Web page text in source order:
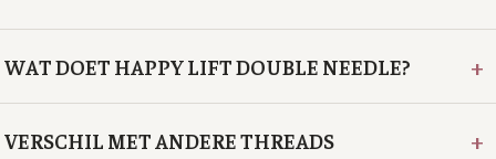
WAT DOET HAPPY LIFT DOUBLE NEEDLE? +
VERSCHIL MET ANDERE THREADS +